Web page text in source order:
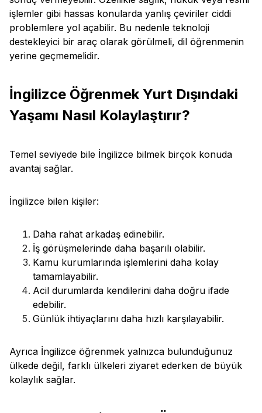
işlemler gibi hassas konularda yanlış çeviriler ciddi
problemlere yol açabilir. Bu nedenle teknoloji
destekleyici bir araç olarak görülmeli, dil öğrenmenin
yerine geçmemelidir.
İngilizce Öğrenmek Yurt Dışındaki
Yaşamı Nasıl Kolaylaştırır?
Temel seviyede bile İngilizce bilmek birçok konuda
avantaj sağlar.
İngilizce bilen kişiler:
Daha rahat arkadaş edinebilir.
İş görüşmelerinde daha başarılı olabilir.
Kamu kurumlarında işlemlerini daha kolay
tamamlayabilir.
Acil durumlarda kendilerini daha doğru ifade
edebilir.
Günlük ihtiyaçlarını daha hızlı karşılayabilir.
Ayrıca İngilizce öğrenmek yalnızca bulunduğunuz
ülkede değil, farklı ülkeleri ziyaret ederken de büyük
kolaylık sağlar.